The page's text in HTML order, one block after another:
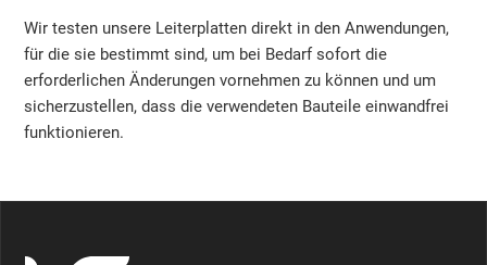
Wir testen unsere Leiterplatten direkt in den Anwendungen,
für die sie bestimmt sind, um bei Bedarf sofort die
erforderlichen Änderungen vornehmen zu können und um
sicherzustellen, dass die verwendeten Bauteile einwandfrei
funktionieren.